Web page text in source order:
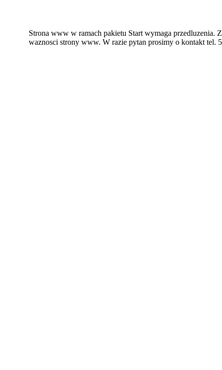
Strona www w ramach pakietu Start wymaga przedluzenia.
waznosci strony www. W razie pytan prosimy o kontakt tel.